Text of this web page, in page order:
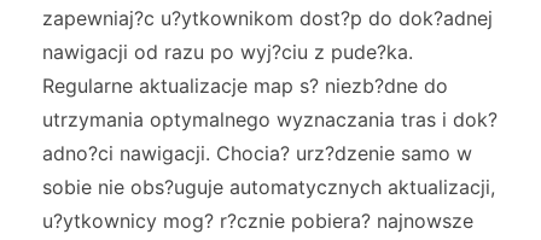
zapewniaj?c u?ytkownikom dost?p do dok?adnej
nawigacji od razu po wyj?ciu z pude?ka.
Regularne aktualizacje map s? niezb?dne do
utrzymania optymalnego wyznaczania tras i dok?
adno?ci nawigacji. Chocia? urz?dzenie samo w
sobie nie obs?uguje automatycznych aktualizacji,
u?ytkownicy mog? r?cznie pobiera? najnowsze